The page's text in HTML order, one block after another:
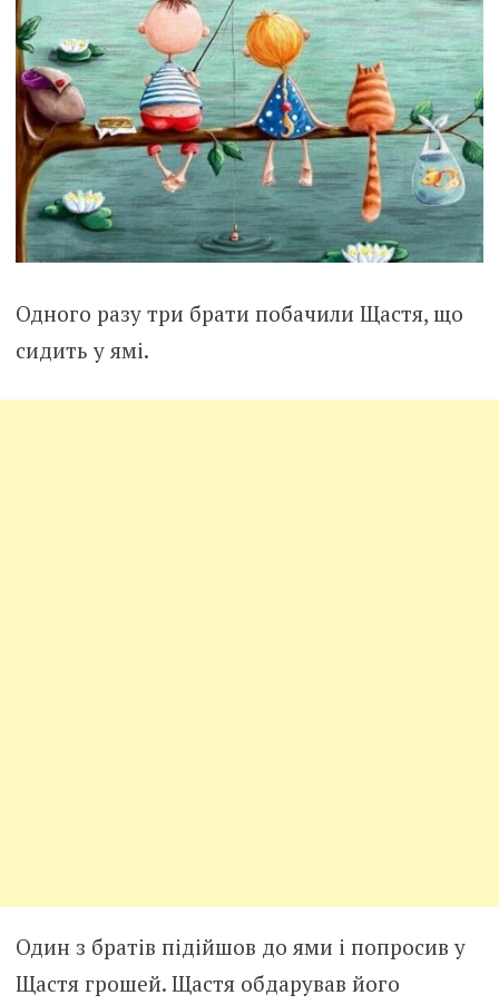
Одного разу три брати побачили Щастя, що
сидить у ямі.
Один з братів підійшов до ями і попросив у
Щастя грошей. Щастя обдарував його